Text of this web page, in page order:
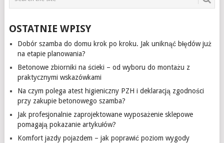
OSTATNIE WPISY
Dobór szamba do domu krok po kroku. Jak uniknąć błędów już
na etapie planowania?
Betonowe zbiorniki na ścieki – od wyboru do montażu z
praktycznymi wskazówkami
Na czym polega atest higieniczny PZH i deklaracją zgodności
przy zakupie betonowego szamba?
Jak profesjonalnie zaprojektowane wyposażenie sklepowe
pomagają pokazanie artykułów?
Komfort jazdy pojazdem – jak poprawić poziom wygody